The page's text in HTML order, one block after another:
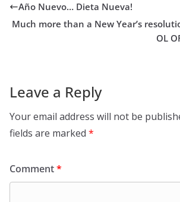
Año Nuevo… Dieta Nueva!
Much more than a New Year’s
OL
Leave a Reply
Your email address will not be
fields are marked *
Comment*